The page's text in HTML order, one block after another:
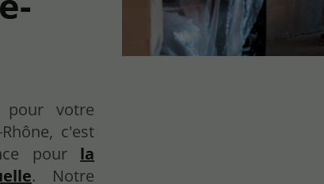
pour votre
c'est
pour la
. Notre